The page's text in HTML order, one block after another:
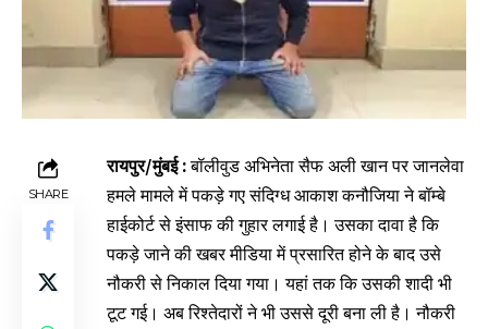
SHARE
रायपुर/मुंबई :बॉलीवुड अभिनेता सैफ अली खान पर जानलेवा
हमले मामले में पकड़े गए संदिग्ध आकाश कनौजिया ने बॉम्बे
हाईकोर्ट से इंसाफ की गुहार लगाई है। उसका दावा है कि
पकड़े जाने की खबर मीडिया में प्रसारित होने के बाद उसे
नौकरी से निकाल दिया गया। यहां तक कि उसकी शादी भी
टूट गई। अब रिश्तेदारों ने भी उससे दूरी बना ली है। नौकरी